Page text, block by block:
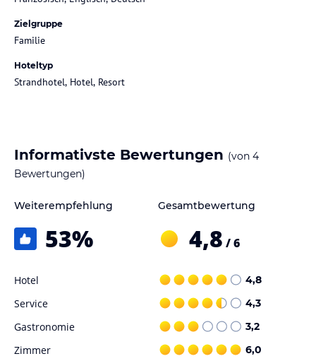
Zielgruppe
Familie
Hoteltyp
Strandhotel, Hotel, Resort
Informativste Bewertungen (von 4
Bewertungen)
Weiterempfehlung
53%
Gesamtbewertung
4,8 / 6
Hotel 4,8
Service 4,3
Gastronomie 3,2
Zimmer 6,0